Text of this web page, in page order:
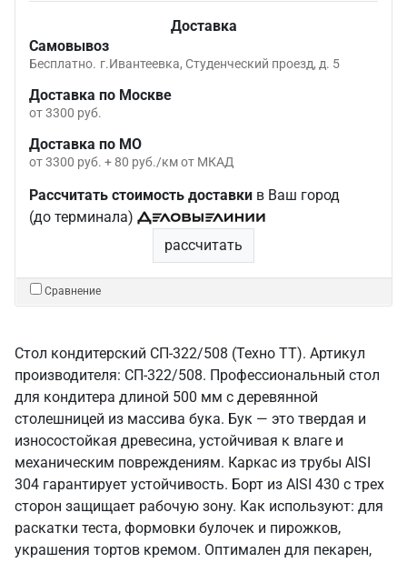
Доставка
Самовывоз
Бесплатно. г.Ивантеевка, Студенческий проезд, д. 5
Доставка по Москве
от 3300 руб.
Доставка по МО
от 3300 руб. + 80 руб./км от МКАД
Рассчитать стоимость доставки в Ваш город
(до терминала)
рассчитать
Сравнение
Стол кондитерский СП-322/508 (Техно ТТ). Артикул
производителя: СП-322/508. Профессиональный стол
для кондитера длиной 500 мм с деревянной
столешницей из массива бука. Бук — это твердая и
износостойкая древесина, устойчивая к влаге и
механическим повреждениям. Каркас из трубы AISI
304 гарантирует устойчивость. Борт из AISI 430 с трех
сторон защищает рабочую зону. Как используют: для
раскатки теста, формовки булочек и пирожков,
украшения тортов кремом. Оптимален для пекарен,